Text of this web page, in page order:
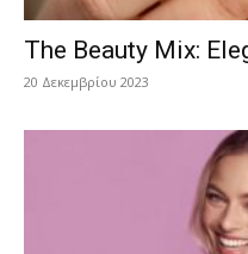
The Beauty Mix:
20 Δεκεμβρίου 2023